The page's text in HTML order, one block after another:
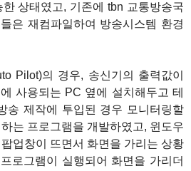
상태였고, 기존에 tbn 교통방송국
은 재컴파일하여 방송시스템 환경
Pilot)의 경우, 송신기의 출력값이
사용되는 PC 옆에 설치해두고 테
송 제작에 투입된 경우 모니터링할
는 프로그램을 개발하였고, 윈도우
업창이 뜨면서 화면을 가리는 상황
로그램이 실행되어 화면을 가리더